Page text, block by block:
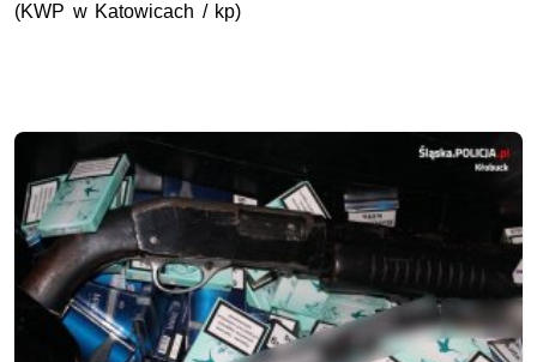
(KWP w Katowicach / kp)